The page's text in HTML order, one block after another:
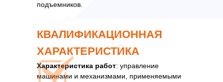
подъемников.
КВАЛИФИКАЦИОННАЯ
ХАРАКТЕРИСТИКА
Характеристика работ: управление
машинами и механизмами, применяемыми